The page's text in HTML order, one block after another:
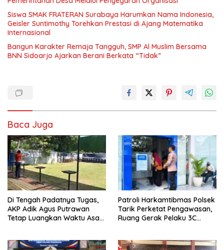
Siswa SMAK FRATERAN Surabaya Harumkan Nama Indonesia,
Geisler Suntimothy Torehkan Prestasi di Ajang Matematika
Internasional
Bangun Karakter Remaja Tangguh, SMP Al Muslim Bersama
BNN Sidoarjo Ajarkan Berani Berkata “Tidak”
Baca Juga
Di Tengah Padatnya Tugas,
AKP Adik Agus Putrawan
Tetap Luangkan Waktu Asah
Patroli Harkamtibmas Polsek
Tarik Perketat Pengawasan,
Ruang Gerak Pelaku 3C